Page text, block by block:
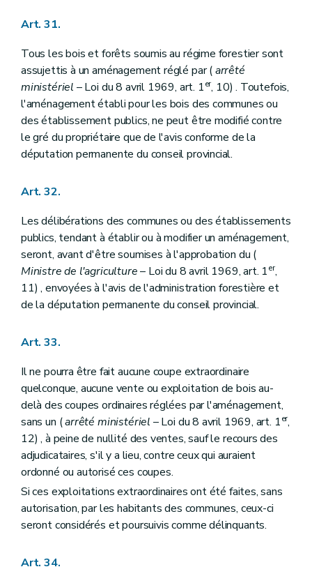
Art. 31.
Tous les bois et forêts soumis au régime forestier sont
assujettis à un aménagement réglé par (arrêté
ministériel – Loi du 8 avril 1969, art. 1er, 10) . Toutefois,
l'aménagement établi pour les bois des communes ou
des établissement publics, ne peut être modifié contre
le gré du propriétaire que de l'avis conforme de la
députation permanente du conseil provincial.
Art. 32.
Les délibérations des communes ou des établissements
publics, tendant à établir ou à modifier un aménagement,
seront, avant d'être soumises à l'approbation du (
Ministre de l'agriculture– Loi du 8 avril 1969, art. 1er,
11) , envoyées à l'avis de l'administration forestière et
de la députation permanente du conseil provincial.
Art. 33.
Il ne pourra être fait aucune coupe extraordinaire
quelconque, aucune vente ou exploitation de bois au-
delà des coupes ordinaires réglées par l'aménagement,
sans un (arrêté ministériel – Loi du 8 avril 1969, art. 1er,
12) , à peine de nullité des ventes, sauf le recours des
adjudicataires, s'il y a lieu, contre ceux qui auraient
ordonné ou autorisé ces coupes.
Si ces exploitations extraordinaires ont été faites, sans
autorisation, par les habitants des communes, ceux-ci
seront considérés et poursuivis comme délinquants.
Art. 34.